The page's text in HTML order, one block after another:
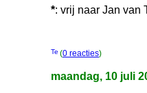
*: vrij naar Jan van
(0 reacties)
maandag, 10 juli